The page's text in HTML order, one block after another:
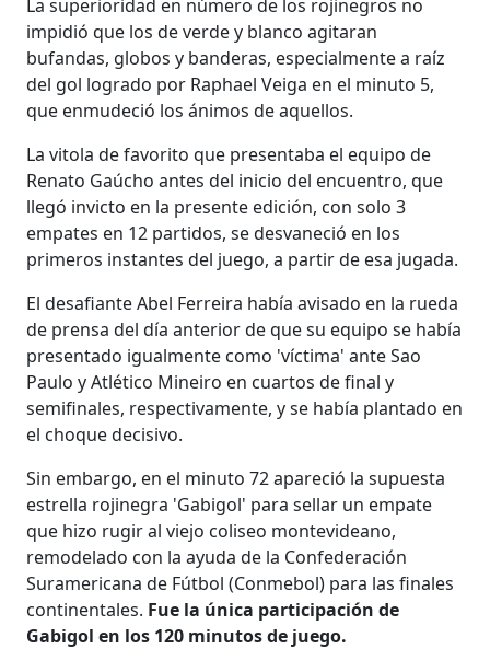
La superioridad en número de los rojinegros no
impidió que los de verde y blanco agitaran
bufandas, globos y banderas, especialmente a raíz
del gol logrado por Raphael Veiga en el minuto 5,
que enmudeció los ánimos de aquellos.
La vitola de favorito que presentaba el equipo de
Renato Gaúcho antes del inicio del encuentro, que
llegó invicto en la presente edición, con solo 3
empates en 12 partidos, se desvaneció en los
primeros instantes del juego, a partir de esa jugada.
El desafiante Abel Ferreira había avisado en la rueda
de prensa del día anterior de que su equipo se había
presentado igualmente como 'víctima' ante Sao
Paulo y Atlético Mineiro en cuartos de final y
semifinales, respectivamente, y se había plantado en
el choque decisivo.
Sin embargo, en el minuto 72 apareció la supuesta
estrella rojinegra 'Gabigol' para sellar un empate
que hizo rugir al viejo coliseo montevideano,
remodelado con la ayuda de la Confederación
Suramericana de Fútbol (Conmebol) para las finales
continentales. Fue la única participación de
Gabigol en los 120 minutos de juego.